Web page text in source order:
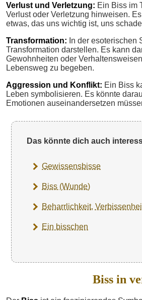
Verlust und Verletzung: Ein Biss im
Verlust oder Verletzung hinweisen.
etwas, das uns wichtig ist, uns
Transformation: In der esoterischen
Transformation darstellen. Es kann
Gewohnheiten oder
Lebensweg zu begeben.
Aggression und Konflikt: Ein Biss
Leben symbolisieren. Es könnte
Emotionen auseinandersetzen
Das könnte dich auch
Gewissensbisse
Biss (Wunde)
Beharrlichkeit,
Ein bisschen
Biss in